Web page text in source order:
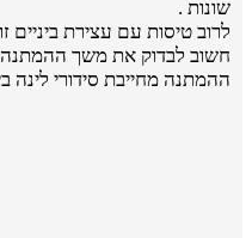
שונות .
לרוב טיסות עם עצירת ביניים
חשוב לבדוק את משך ההמתנה
ההמתנה מחייבת סידורי לינה